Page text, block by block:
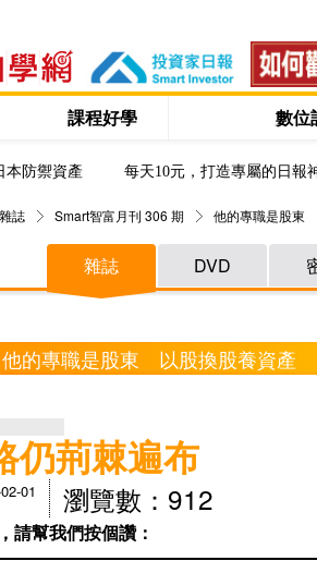
課程好學 數位
本防禦資產 每天10元，打造專屬的日報
誌 Smart智富月刊 306 期 他的專職是股東
雜誌 DVD
他的專職是股東 以股換股養資產
仍荊棘遍布
01 瀏覽數：912
請幫我們按個讚：